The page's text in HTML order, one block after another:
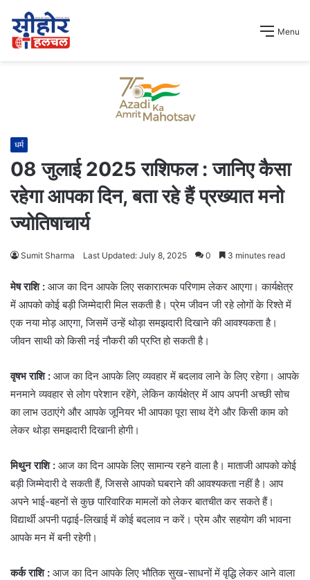
Menu
धर्म
08 जुलाई 2025 राशिफल : जानिए कैसा
रहेगा आपका दिन, बता रहे हैं प्रख्यात मनो
ज्योतिषाचार्य
Sumit Sharma Last Updated: July 8, 2025 0 3 minutes read
मेष राशि : आज का दिन आपके लिए सकारात्मक परिणाम लेकर आएगा। कार्यक्षेत्र
में आपको कोई बड़ी जिम्मेदारी मिल सकती है। प्रेम जीवन जी रहे लोगों के रिश्ते में
एक नया मोड़ आएगा, जिसमें उन्हें थोड़ा समझदारी दिखाने की आवश्यकता है।
जीवन साथी को किसी नई नौकरी की प्रप्ति हो सकती है।
वृषभ राशि : आज का दिन आपके लिए व्यवहार में बदलाव लाने के लिए रहेगा। आपके
मनमाने व्यवहार से लोग परेशान रहेंगे, लेकिन कार्यक्षेत्र में आप अपनी अच्छी सोच
का लाभ उठाएंगे और आपके जूनियर भी आपका पूरा साथ देंगे और किसी काम को
लेकर थोड़ा समझदारी दिखानी होगी।
मिथुन राशि : आज का दिन आपके लिए सामान्य रहने वाला है। माताजी आपको कोई
बड़ी जिम्मेदारी दे सकती हैं, जिससे आपको घबराने की आवश्यकता नहीं है। आप
अपने भाई-बहनों से कुछ पारिवारिक मामलों को लेकर बातचीत कर सकते हैं।
विद्यार्थी अपनी पढ़ाई-लिखाई में कोई बदलाव न करें। प्रेम और सहयोग की भावना
आपके मन में बनी रहेगी।
कर्क राशि : आज का दिन आपके लिए भौतिक सुख-साधनों में वृद्धि लेकर आने वाला